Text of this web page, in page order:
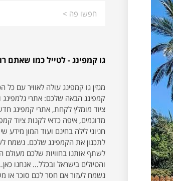
גו קמפינג - לטייל כמו שאתם
מגזין גו קמפינג עולה לאוויר עם
קמפינג הבאה שלכם: אתרי גלמפינג
ציוד מומלץ לקחת, אתרי קמפינג
מדוגמים, איפה כדאי לקנות ציוד
חניוני לילה בחינם ועוד המון מידע
לתכנון את הקמפינג שלכם. נשמח
לשתף אותנו בחוויות שלכם מעולם
והטיולים בישראל ובכלל… אנחנו
נשמח לעזור אם חסר לכם סוכר או